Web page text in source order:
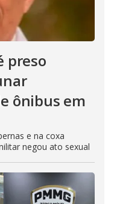
preso
ônibus em
e na coxa
negou ato sexual